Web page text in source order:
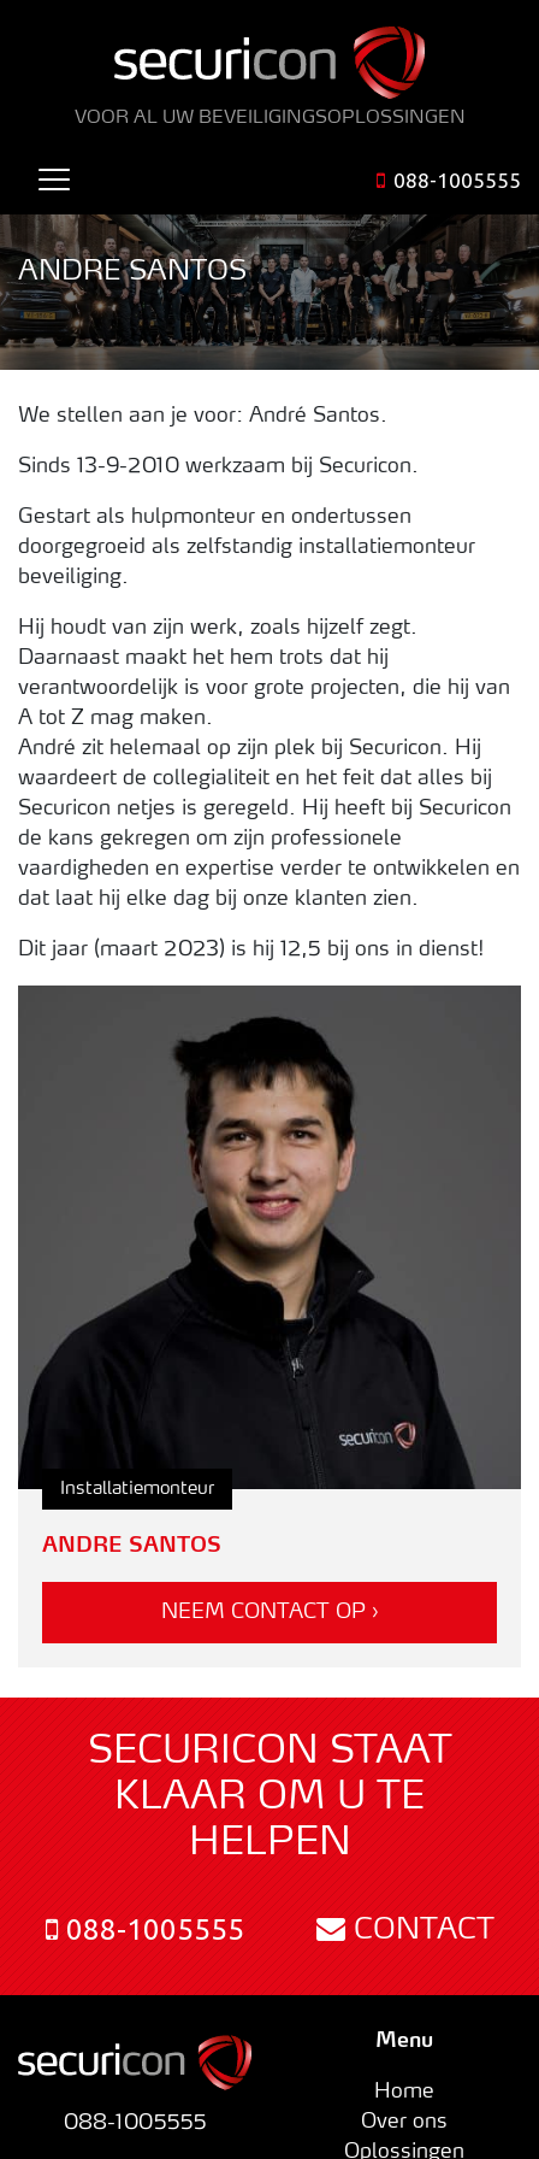
VOOR AL UW BEVEILIGINGSOPLOSSINGEN
088-1005555
ANDRE SANTOS
We stellen aan je voor: André Santos.
Sinds 13-9-2010 werkzaam bij Securicon.
Gestart als hulpmonteur en ondertussen
doorgegroeid als zelfstandig installatiemonteur
beveiliging.
Hij houdt van zijn werk, zoals hijzelf zegt.
Daarnaast maakt het hem trots dat hij
verantwoordelijk is voor grote projecten, die hij van
A tot Z mag maken.
André zit helemaal op zijn plek bij Securicon. Hij
waardeert de collegialiteit en het feit dat alles bij
Securicon netjes is geregeld. Hij heeft bij Securicon
de kans gekregen om zijn professionele
vaardigheden en expertise verder te ontwikkelen en
dat laat hij elke dag bij onze klanten zien.
Dit jaar (maart 2023) is hij 12,5 bij ons in dienst!
ANDRE SANTOS
Installatiemonteur
NEEM CONTACT OP ›
SECURICON STAAT
KLAAR OM U TE
HELPEN
088-1005555 CONTACT
088-1005555
Menu
Home
Over ons
Oplossingen